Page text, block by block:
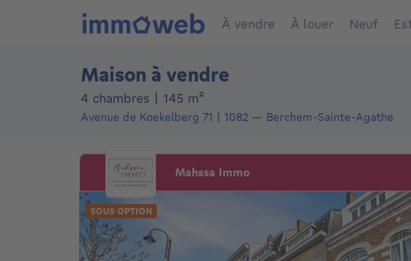
À vendre À louer Neuf
Maison à vendre
4 chambres 145 m²
Avenue de Koekelberg 71 1082 — Berchem-Sainte-Agathe
Mahssa Immo
SOUS OPTION